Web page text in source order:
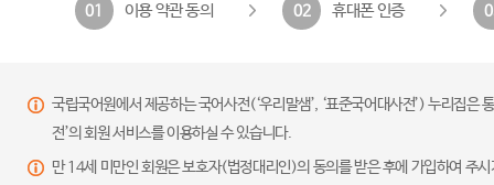
01 이용 약관 동의 02 휴대폰 인증
국립국어원에서 제공하는 국어사전(‘우리말샘’, ‘표준국어대사전’) 누리집
전’의 회원 서비스를 이용하실 수 있습니다.
만 14세 미만인 회원은 보호자(법정대리인)의 동의를 받은 후에 가입하여 주